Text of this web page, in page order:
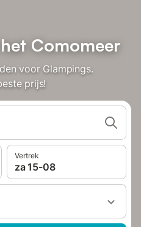
Comomeer
voor Glampings.
prijs!
Vertrek
za 15-08